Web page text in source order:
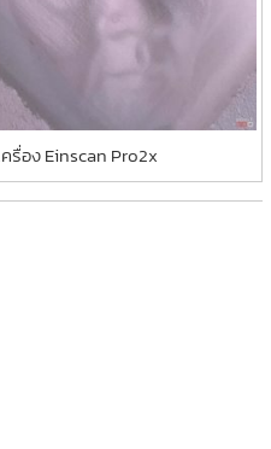
รื่อง Einscan Pro2x